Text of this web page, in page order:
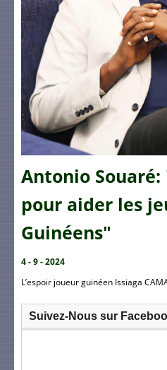
Antonio Souaré:
pour aider les
Guinéens"
4 - 9 - 2024
L’espoir joueur guinéen Issiaga
Suivez-Nous sur